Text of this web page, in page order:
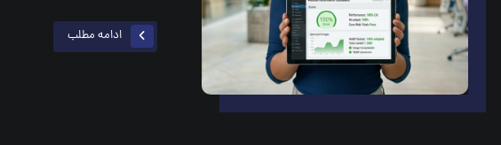
ادامه مطلب